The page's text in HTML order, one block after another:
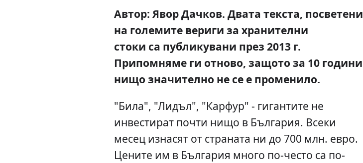
Автор: Явор Дачков. Двата текста, посветени
на големите вериги за хранителни
стоки са публикувани през 2013 г.
Припомняме ги отново, защото за 10 години
нищо значително не се е променило.
"Била", "Лидъл", "Карфур" - гигантите не
инвестират почти нищо в България. Всеки
месец изнасят от страната ни до 700 млн. евро.
Цените им в България много по-често са по-